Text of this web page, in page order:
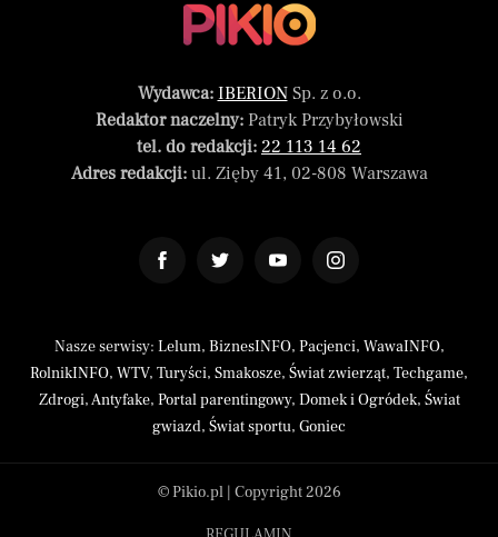
Wydawca: IBERIONSp. z o.o.
Redaktor naczelny:Patryk Przybyłowski
tel. do redakcji: 22 113 14 62
Adres redakcji:ul. Zięby 41, 02-808 Warszawa
Nasze serwisy: Lelum, BiznesINFO, Pacjenci, WawaINFO,
RolnikINFO, WTV, Turyści, Smakosze, Świat zwierząt, Techgame,
Zdrogi,Antyfake, Portal parentingowy, Domek i Ogródek, Świat
gwiazd, Świat sportu, Goniec
© Pikio.pl | Copyright 2026